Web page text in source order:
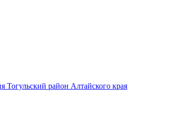
Тогульский район Алтайского края